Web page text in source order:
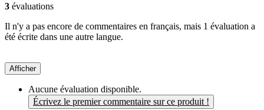
3 évaluations
Il n'y a pas encore de commentaires en français, mais 1 évaluation a
été écrite dans une autre langue.
Afficher
Aucune évaluation disponible.
Écrivez le premier commentaire sur ce produit !